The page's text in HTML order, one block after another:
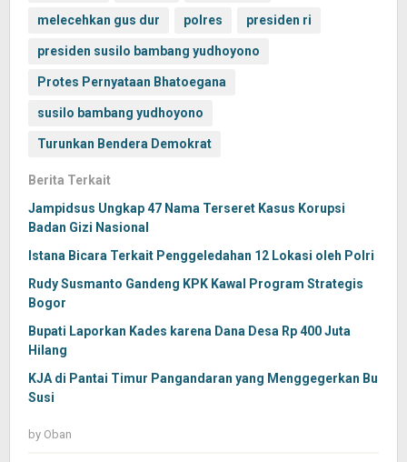
melecehkan gus dur polres presiden ri
presiden susilo bambang yudhoyono
Protes Pernyataan Bhatoegana
susilo bambang yudhoyono
Turunkan Bendera Demokrat
Berita Terkait
Jampidsus Ungkap 47 Nama Terseret Kasus Korupsi
Badan Gizi Nasional
Istana Bicara Terkait Penggeledahan 12 Lokasi oleh Polri
Rudy Susmanto Gandeng KPK Kawal Program Strategis
Bogor
Bupati Laporkan Kades karena Dana Desa Rp 400 Juta
Hilang
KJA di Pantai Timur Pangandaran yang Menggegerkan Bu
Susi
by Oban